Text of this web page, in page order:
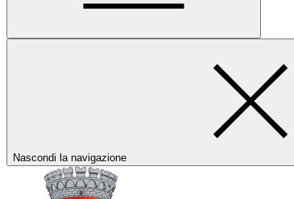
Nascondi la navigazione